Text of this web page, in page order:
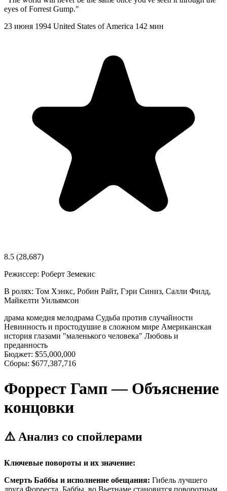
eyes of Forrest Gump."
23 июня 1994 United States of America 142 мин
8.5 (28,687)
Режиссер: Роберт Земекис
В ролях: Том Хэнкс, Робин Райт, Гэри Синиз, Салли Филд,
Майкелти Уильямсон
драма комедия мелодрама Судьба против случайности
Невинность и простодушие в сложном мире Американская
история глазами "маленького человека" Любовь и
преданность
Бюджет: $55,000,000
Сборы: $677,387,716
Форрест Гамп — Объяснение
концовки
⚠️ Анализ со спойлерами
Ключевые повороты и их значение:
Смерть Баббы и исполнение обещания: Гибель лучшего
друга Форреста, Баббы, во Вьетнаме становится поворотным